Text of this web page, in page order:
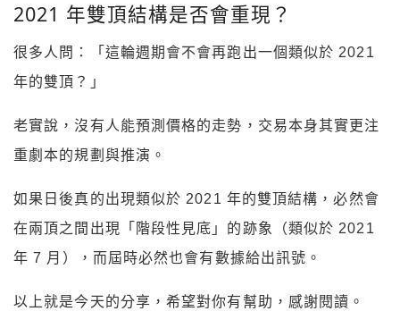
2021 年雙頂結構是否會重現？
很多人問：「這輪週期會不會再跑出一個類似於 2021
年的雙頂？」
老實說，沒有人能預測價格的走勢，交易本身其實更注
重劇本的規劃與推演。
如果日後真的出現類似於 2021 年的雙頂結構，必然會
在兩頂之間出現「階段性見底」的跡象（類似於 2021
年 7 月）， 而屆時必然也會有數據給出訊號。
以上就是今天的分享，希望對你有幫助，感謝閱讀。